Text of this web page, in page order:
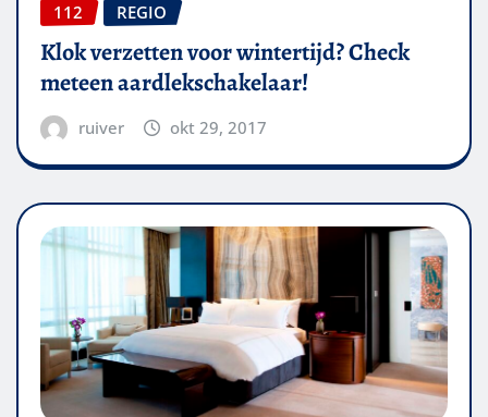
112 REGIO
Klok verzetten voor wintertijd? Check
meteen aardlekschakelaar!
ruiver okt 29, 2017